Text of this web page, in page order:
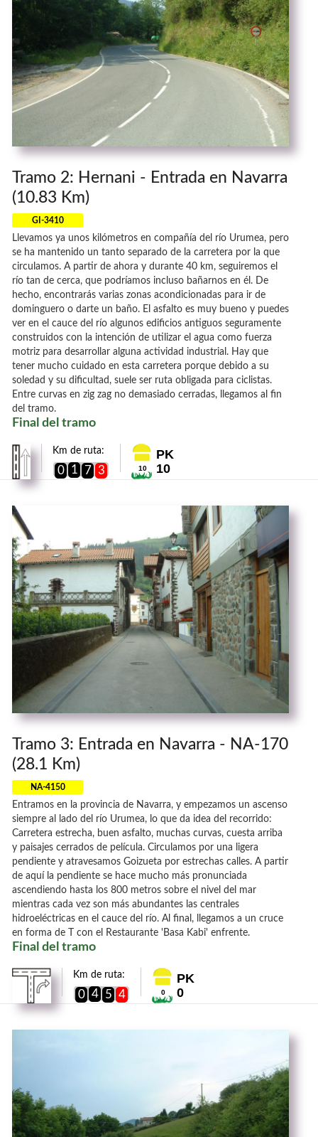
Tramo 2: Hernani - Entrada en Navarra
(10.83 Km)
GI-3410
Llevamos ya unos kilómetros en compañía del río Urumea, pero
se ha mantenido un tanto separado de la carretera por la que
circulamos. A partir de ahora y durante 40 km, seguiremos el
río tan de cerca, que podríamos incluso bañarnos en él. De
hecho, encontrarás varias zonas acondicionadas para ir de
dominguero o darte un baño. El asfalto es muy bueno y puedes
ver en el cauce del río algunos edificios antiguos seguramente
construidos con la intención de utilizar el agua como fuerza
motriz para desarrollar alguna actividad industrial. Hay que
tener mucho cuidado en esta carretera porque debido a su
soledad y su dificultad, suele ser ruta obligada para ciclistas.
Entre curvas en zig zag no demasiado cerradas, llegamos al fin
del tramo.
Final del tramo
Km de ruta:
0 1 7 3 10
PK
10
Tramo 3: Entrada en Navarra - NA-170
(28.1 Km)
NA-4150
Entramos en la provincia de Navarra, y empezamos un ascenso
siempre al lado del río Urumea, lo que da idea del recorrido:
Carretera estrecha, buen asfalto, muchas curvas, cuesta arriba
y paisajes cerrados de película. Circulamos por una ligera
pendiente y atravesamos Goizueta por estrechas calles. A partir
de aquí la pendiente se hace mucho más pronunciada
ascendiendo hasta los 800 metros sobre el nivel del mar
mientras cada vez son más abundantes las centrales
hidroeléctricas en el cauce del río. Al final, llegamos a un cruce
en forma de T con el Restaurante 'Basa Kabi' enfrente.
Final del tramo
Km de ruta:
0 4 5 4 0
PK
0